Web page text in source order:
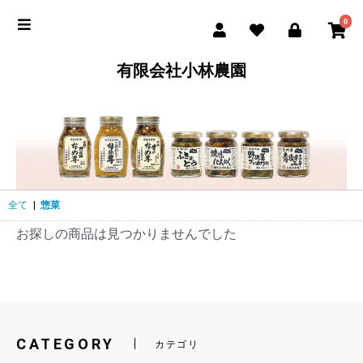
0
有限会社小林農園
全て 惣菜
お探しの商品は見つかりませんでした
CATEGORY カテゴリ